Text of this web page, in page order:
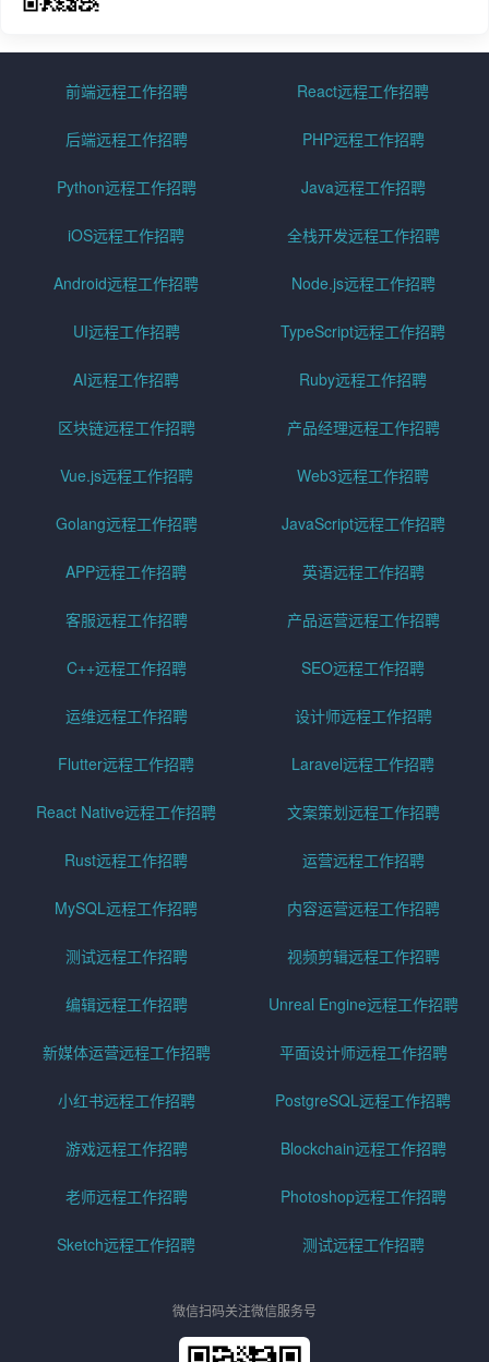
前端远程工作招聘 React远程工作招聘
后端远程工作招聘 PHP远程工作招聘
Python远程工作招聘 Java远程工作招聘
iOS远程工作招聘 全栈开发远程工作招聘
Android远程工作招聘 Node.js远程工作招聘
UI远程工作招聘 TypeScript远程工作招聘
AI远程工作招聘 Ruby远程工作招聘
区块链远程工作招聘 产品经理远程工作招聘
Vue.js远程工作招聘 Web3远程工作招聘
Golang远程工作招聘 JavaScript远程工作招聘
APP远程工作招聘 英语远程工作招聘
客服远程工作招聘 产品运营远程工作招聘
C++远程工作招聘 SEO远程工作招聘
运维远程工作招聘 设计师远程工作招聘
Flutter远程工作招聘 Laravel远程工作招聘
React Native远程工作招聘 文案策划远程工作招聘
Rust远程工作招聘 运营远程工作招聘
MySQL远程工作招聘 内容运营远程工作招聘
测试远程工作招聘 视频剪辑远程工作招聘
编辑远程工作招聘 Unreal Engine远程工作招聘
新媒体运营远程工作招聘 平面设计师远程工作招聘
小红书远程工作招聘 PostgreSQL远程工作招聘
游戏远程工作招聘 Blockchain远程工作招聘
老师远程工作招聘 Photoshop远程工作招聘
Sketch远程工作招聘 测试远程工作招聘
微信扫码关注微信服务号